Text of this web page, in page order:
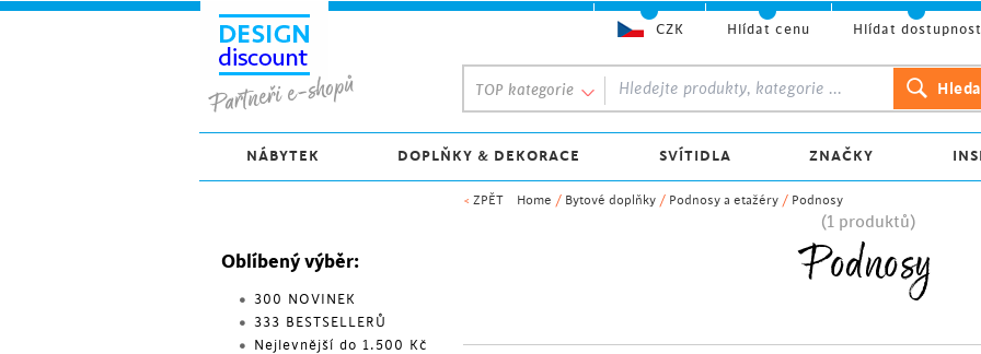
< ZPĚT Home / Bytové doplňky / Podnosy a etažéry / Podnosy
(1 produktů)
Podnosy
Oblíbený výběr:
300 NOVINEK
333 BESTSELLERŮ
Nejlevnější do 1.500 Kč
TOP kategorie
NÁBYTEK DOPLŇKY & DEKORACE SVÍTIDLA ZNAČKY
CZK Hlídat cenu Hlídat dostupnost